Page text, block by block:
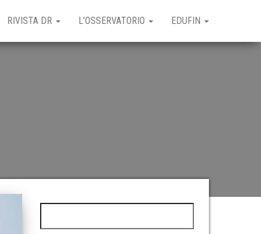
RIVISTA DR L’OSSERVATORIO EDUFIN